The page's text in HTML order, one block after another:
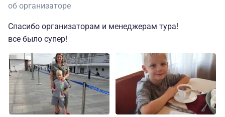
об организаторе
Спасибо организаторам и менеджерам тура!
все было супер!